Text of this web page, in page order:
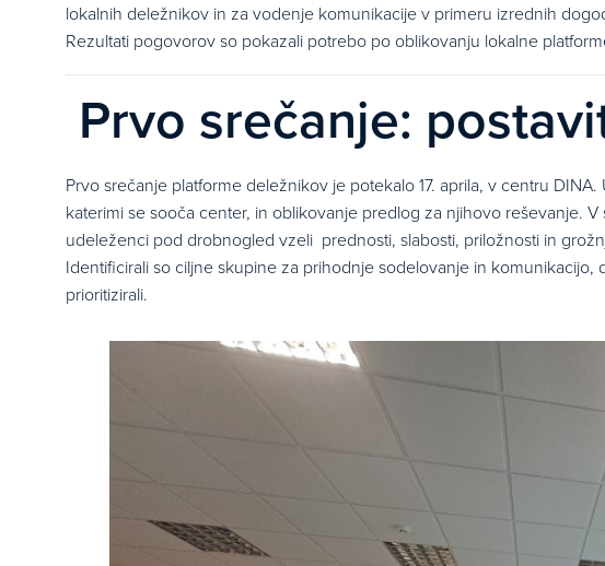
lokalnih deležnikov in za vodenje komunikacije v primeru izrednih
Rezultati pogovorov so pokazali potrebo po oblikovanju lokalne
Prvo srečanje:
Prvo srečanje platforme deležnikov je potekalo 17. aprila, v centru
katerimi se sooča center, in oblikovanje predlog za njihovo reševanje.
udeleženci pod drobnogled vzeli prednosti, slabosti, priložnosti in
Identificirali so ciljne skupine za prihodnje sodelovanje in
prioritizirali.